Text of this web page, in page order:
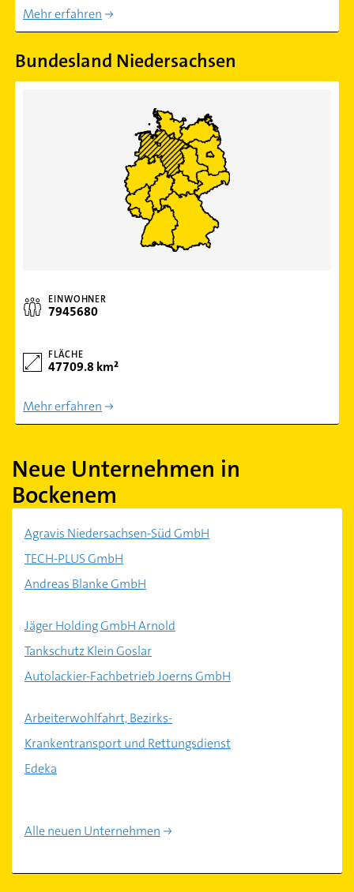
Mehr erfahren
Bundesland Niedersachsen
EINWOHNER
7945680
FLÄCHE
47709.8 km²
Mehr erfahren
Neue Unternehmen in
Bockenem
Agravis Niedersachsen-Süd GmbH
TECH-PLUS GmbH
Andreas Blanke GmbH
Jäger Holding GmbH Arnold
Tankschutz Klein Goslar
Autolackier-Fachbetrieb Joerns GmbH
Arbeiterwohlfahrt, Bezirks-
Krankentransport und Rettungsdienst
Edeka
Alle neuen Unternehmen